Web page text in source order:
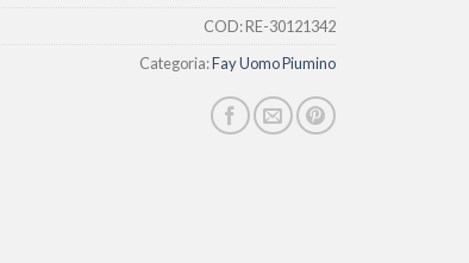
COD:RE-30121342
Categoria:Fay Uomo Piumino